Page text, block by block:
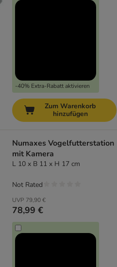
-40% Extra-Rabatt aktivieren
Zum Warenkorb
hinzufügen
Numaxes Vogelfutterstation
mit Kamera
L 10 x B 11 x H 17 cm
UVP 79,90 €
78,99 €
Not Rated